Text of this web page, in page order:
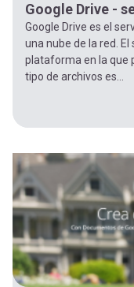
entrar
mi
cuenta
Google Drive -
Google Drive es el
una nube de la red.
plataforma en la que
tipo de archivos es...